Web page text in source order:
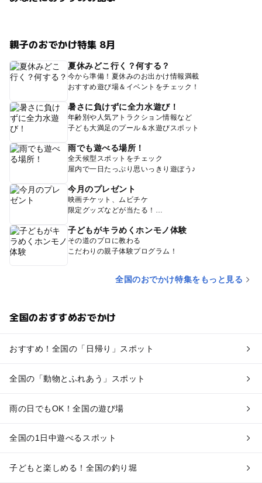
親子のおでかけ特集 8月
夏休みどこ行く？何する？
今から準備！夏休みのお出かけ情報満載
おすすめ遊び場＆イベントをチェック！
暑さに負けずに全力水遊び！
年齢別や人気アトラクション情報など
子ども大満足のプール＆水遊びスポット
雨でも遊べる場所！
全天候型スポットをチェック
屋内で一日たっぷり思いっきり遊ぼう♪
今月のプレゼント
映画チケット、ムビチケ
限定グッズなどが当たる！
子どもがキラめくホンモノ体験
その道のプロに教わる
こだわりの親子体験プログラム！
全国のおでかけ特集をもっと見る
全国のおすすめおでかけ
おすすめ！全国の「日帰り」スポット
全国の「動物とふれあう」スポット
雨の日でもOK！全国の遊び場
全国の1日中遊べるスポット
子どもと楽しめる！全国の釣り堀